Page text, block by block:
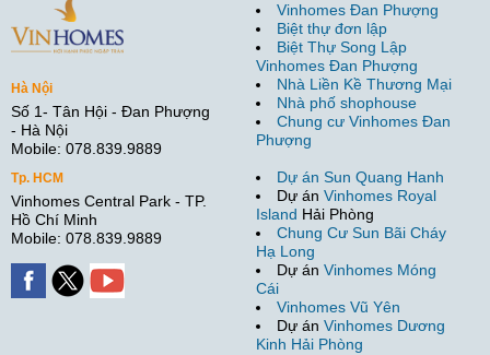
Hà Nội
Số 1- Tân Hội - Đan Phượng
- Hà Nội
Mobile: 078.839.9889
Tp. HCM
Vinhomes Central Park - TP.
Hồ Chí Minh
Mobile: 078.839.9889
Vinhomes Đan Phượng
Biệt thự đơn lập
Biệt Thự Song Lập
Vinhomes Đan Phượng
Nhà Liền Kề Thương Mại
Nhà phố shophouse
Chung cư Vinhomes Đan
Phượng
Dự án Sun Quang Hanh
Dự án Vinhomes Royal
Island Hải Phòng
Chung Cư Sun Bãi Cháy
Hạ Long
Dự án Vinhomes Móng
Cái
Vinhomes Vũ Yên
Dự án Vinhomes Dương
Kinh Hải Phòng